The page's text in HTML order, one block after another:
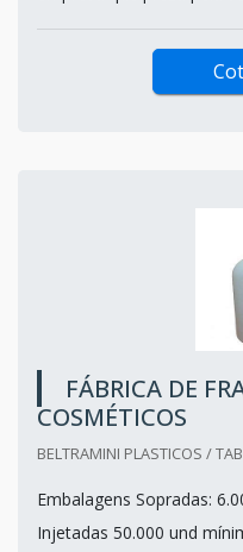
FÁBRICA DE
COSMÉTICOS
BELTRAMINI PLASTICOS /
Embalagens Sopradas:
Injetadas 50.000 und